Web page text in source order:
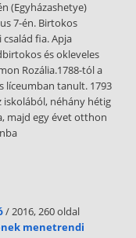
eltéréseket feltárni,
ezáltal
Eljárásaudit
Tanúsító
tárgya és módja szerint
különböztetjük meg: 
támasztott
valamely
(Egyházashetye)
7-én. Birtokos
fia. Apja
és okleveles
Rozália.1788-tól a
líceumban tanult. 1793
iskolából, néhány hétig
majd egy évet otthon
/ 2016, 260 oldal
menetrendi